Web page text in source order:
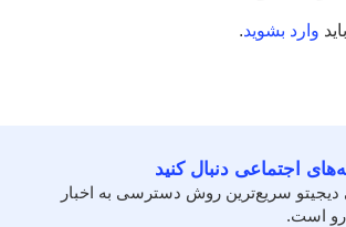
وارد بشوید.
اجتماعی دنبال کنید
سریع‌ترین روش دسترسی به اخبار
است.